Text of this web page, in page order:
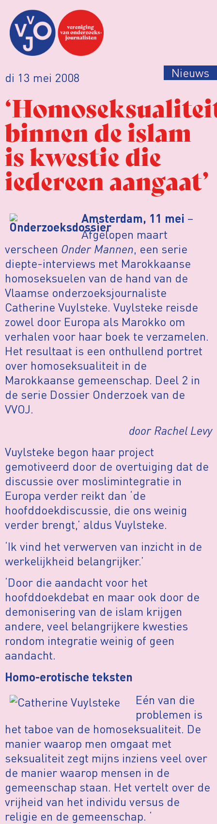
di 13 mei 2008 Nieuws
binnen de islam
is kwestie die
iedereen aangaat’
Amsterdam, 11 mei –
Afgelopen maart
verscheen Onder Mannen, een serie
diepte-interviews met Marokkaanse
homoseksuelen van de hand van de
Vlaamse onderzoeksjournaliste
Catherine Vuylsteke. Vuylsteke reisde
zowel door Europa als Marokko om
verhalen voor haar boek te verzamelen.
Het resultaat is een onthullend portret
over homoseksualiteit in de
Marokkaanse gemeenschap. Deel 2 in
de serie Dossier Onderzoek van de
VVOJ.
door Rachel Levy
Vuylsteke begon haar project
gemotiveerd door de overtuiging dat de
discussie over moslimintegratie in
Europa verder reikt dan ‘de
hoofddoekdiscussie, die ons weinig
verder brengt,’ aldus Vuylsteke.
‘Ik vind het verwerven van inzicht in de
werkelijkheid belangrijker.’
‘Door die aandacht voor het
hoofddoekdebat en maar ook door de
demonisering van de islam krijgen
andere, veel belangrijkere kwesties
rondom integratie weinig of geen
aandacht.
Homo-erotische teksten
Eén van die
problemen is
het taboe van de homoseksualiteit. De
manier waarop men omgaat met
seksualiteit zegt mijns inziens veel over
de manier waarop mensen in de
gemeenschap staan. Het vertelt over de
vrijheid van het individu versus de
religie en de gemeenschap. ‘